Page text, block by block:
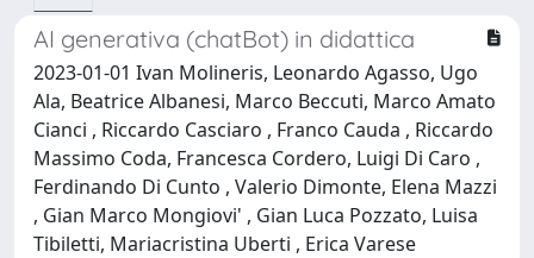
AI generativa (chatBot) in didattica
2023-01-01 Ivan Molineris, Leonardo Agasso, Ugo
Ala, Beatrice Albanesi, Marco Beccuti, Marco Amato
Cianci , Riccardo Casciaro , Franco Cauda , Riccardo
Massimo Coda, Francesca Cordero, Luigi Di Caro ,
Ferdinando Di Cunto , Valerio Dimonte, Elena Mazzi
, Gian Marco Mongiovi' , Gian Luca Pozzato, Luisa
Tibiletti, Mariacristina Uberti , Erica Varese